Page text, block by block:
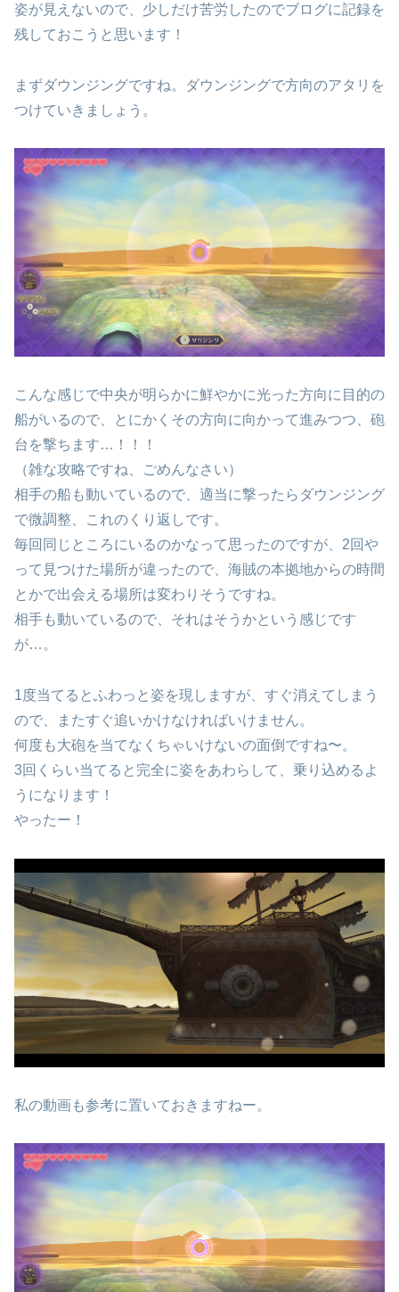
姿が見えないので、少しだけ苦労したのでブログに記録を
残しておこうと思います！
まずダウンジングですね。ダウンジングで方向のアタリを
つけていきましょう。
こんな感じで中央が明らかに鮮やかに光った方向に目的の
船がいるので、とにかくその方向に向かって進みつつ、砲
台を撃ちます…！！！
（雑な攻略ですね、ごめんなさい）
相手の船も動いているので、適当に撃ったらダウンジング
で微調整、これのくり返しです。
毎回同じところにいるのかなって思ったのですが、2回や
って見つけた場所が違ったので、海賊の本拠地からの時間
とかで出会える場所は変わりそうですね。
相手も動いているので、それはそうかという感じです
が…。
1度当てるとふわっと姿を現しますが、すぐ消えてしまう
ので、またすぐ追いかけなければいけません。
何度も大砲を当てなくちゃいけないの面倒ですね〜。
3回くらい当てると完全に姿をあわらして、乗り込めるよ
うになります！
やったー！
私の動画も参考に置いておきますねー。